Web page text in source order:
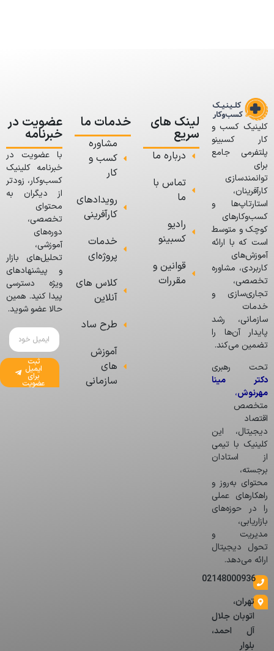
کلینیک کسب و
کار کسبینو
پلتفرمی جامع
برای
توانمندسازی
کارآفرینان،
استارتاپ‌ها و
کسب‌وکارهای
کوچک و متوسط
است که با ارائه
آموزش‌های
کاربردی، مشاوره
تخصصی،
تجاری‌سازی و
خدمات
سازمانی، رشد
پایدار آن‌ها را
تضمین می‌کند.
تحت رهبری
دکتر مینا
مهرنوش،
متخصص
اقتصاد
دیجیتال، این
کلینیک با تیمی
از استادان
برجسته،
محتوای به‌روز و
راهکارهای عملی
را در حوزه‌های
بازاریابی،
مدیریت و
تحول دیجیتال
ارائه می‌دهد.
02148000936
تهران،
اتوبان جلال
آل احمد،
بلوار
لینک های
سریع
درباره ما
تماس با
ما
رادیو
کسبینو
قوانین و
مقررات
خدمات ما
مشاوره
کسب و
کار
رویدادهای
کارآفرینی
خدمات
پروژه‌ای
کلاس های
آنلاین
طرح ساد
آموزش
های
سازمانی
عضویت در
خبرنامه
با عضویت در
خبرنامه کلینیک
کسب‌وکار، زودتر
از دیگران به
محتوای
تخصصی،
دوره‌های
آموزشی،
تحلیل‌های بازار
و پیشنهادهای
ویژه دسترسی
پیدا کنید. همین
حالا عضو شوید.
ثبت
ایمیل
برای
عضویت